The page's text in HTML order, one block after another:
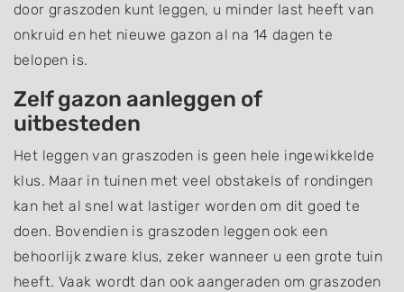
door graszoden kunt leggen, u minder last heeft van
onkruid en het nieuwe gazon al na 14 dagen te
belopen is.
Zelf gazon aanleggen of
uitbesteden
Het leggen van graszoden is geen hele ingewikkelde
klus. Maar in tuinen met veel obstakels of rondingen
kan het al snel wat lastiger worden om dit goed te
doen. Bovendien is graszoden leggen ook een
behoorlijk zware klus, zeker wanneer u een grote tuin
heeft. Vaak wordt dan ook aangeraden om graszoden